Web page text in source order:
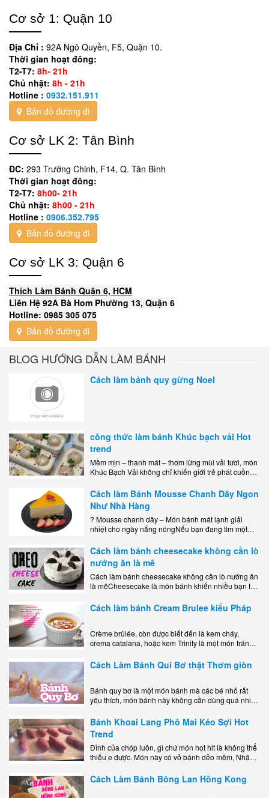
Cơ sở 1: Quận 10
Địa Chỉ : 92A Ngô Quyền, F5, Quận 10.
Thời gian hoạt đông:
T2-T7: 8h- 21h
Chủ nhật: 8h - 21h
Hotline : 0932.151.911
Bản đồ đường đi
Cơ sở LK 2: Tân Bình
ĐC: 293 Trường Chinh, F14, Q. Tân Bình
Thời gian hoạt đông:
T2-T7: 8h00- 21h
Chủ nhật: 8h00 - 21h
Hotline : 0906.352.795
Bản đồ đường đi
Cơ sở LK 3: Quận 6
Thích Làm Bánh Quận 6, HCM
Liên Hệ 92A Bà Hom Phường 13, Quận 6
Hotline: 0985 305 075
Bản đồ đường đi
BLOG HƯỚNG DẪN LÀM BÁNH
Cách làm bánh quy gừng Noel
công thức làm bánh Khúc bạch vải Hot
trend
Mềm mịn – thanh mát – thơm lừng mùi vải tươi, món
Khúc Bạch Vải không chỉ khiến giới trẻ phát cuồng
Cách làm Bánh Mousse Chanh Dây Ngon
Như Nhà Hàng
? Mousse chanh dây – Món bánh mát lạnh giải
nhiệt cho ngày nắng nóngNếu bạn đang tìm một
dễ..
Cách làm bánh cheesecake không cần lò
nướng ăn là mê
Cách làm bánh cheesecake không cần lò nướng ăn
là mêCheesecake là món bánh khiến nhiều bạn trẻ
kem..
Cách làm bánh Cream Brulee kiểu Pháp
Crème brûlée, còn được biết đến là kem cháy,
crema catalana, hoặc kem Trinity là một món tráng
lớp..
Cách Làm Bánh Qui Bơ thật Thơm giòn
Bánh quy bơ là một món bánh mà các bé nhỏ rất
yêu thích, món bánh này không cần dùng quá nhiều
Bánh Khoai Lang Phô Mai Kéo Sợi Hot
Trend
Đỉnh của chóp luôn, gì chứ món hot hit là không thể
thiếu e được. Món này có vỏ bánh dẻo mềm, Nhân
Cách Làm Bánh Bông Lan Hồng Kong